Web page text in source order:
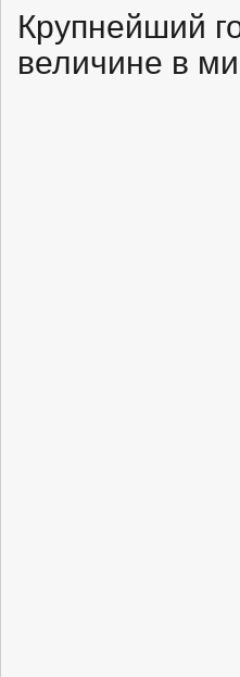
Крупнейший
величине в